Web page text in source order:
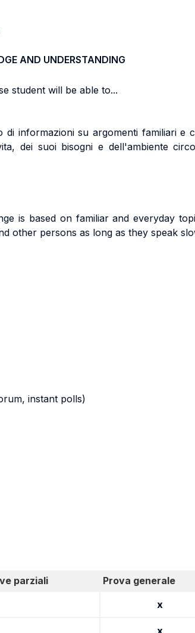
AND UNDERSTANDING
student will be able to...
informazioni su argomenti familiari e
dei suoi bisogni e dell'ambiente
is based on familiar and everyday
other persons as long as they speak
instant polls)
parziali
Prova generale
x
x